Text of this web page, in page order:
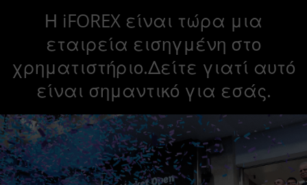
Η iFOREX είναι τώρα μια
εταιρεία εισηγμένη στο
χρηματιστήριο.Δείτε γιατί αυτό
είναι σημαντικό για εσάς.